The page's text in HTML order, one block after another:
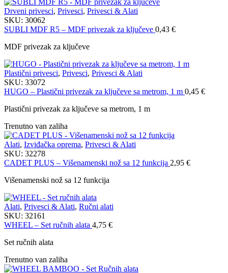
Drveni privesci, Privesci, Privesci & Alati
SKU: 30062
SUBLI MDF R5 – MDF privezak za ključeve 0,43 €
MDF privezak za ključeve
Plastični privesci, Privesci, Privesci & Alati
SKU: 33072
HUGO – Plastični privezak za ključeve sa metrom, 1 m 0,45 €
Plastični privezak za ključeve sa metrom, 1 m
Trenutno van zaliha
Alati, Izviđačka oprema, Privesci & Alati
SKU: 32278
CADET PLUS – Višenamenski nož sa 12 funkcija 2,95 €
Višenamenski nož sa 12 funkcija
Alati, Privesci & Alati, Ručni alati
SKU: 32161
WHEEL – Set ručnih alata 4,75 €
Set ručnih alata
Trenutno van zaliha